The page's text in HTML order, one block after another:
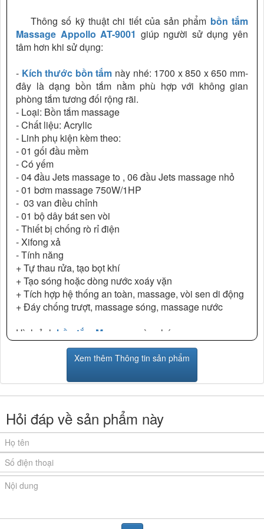
Thông số kỹ thuật chi tiết của sản phẩm bồn tắm
Massage Appollo AT-9001 giúp người sử dụng yên
tâm hơn khi sử dụng:
- Kích thước bồn tắm này nhé: 1700 x 850 x 650 mm-
đây là dạng bồn tắm nằm phù hợp với không gian
phòng tắm tương đối rộng rãi.
- Loại: Bồn tắm massage
- Chất liệu: Acrylic
- Linh phụ kiện kèm theo:
- 01 gối đầu mềm
- Có yếm
- 04 đầu Jets massage to , 06 đầu Jets massage nhỏ
- 01 bơm massage 750W/1HP
- 03 van điều chỉnh
- 01 bộ dây bát sen vòi
- Thiết bị chống rò rỉ điện
- Xifong xả
- Tính năng
+ Tự thau rửa, tạo bọt khí
+ Tạo sóng hoặc dòng nước xoáy vặn
+ Tích hợp hệ thống an toàn, massage, vòi sen di động
+ Đáy chống trượt, massage sóng, massage nước
Hình ảnh bồn tắm Massage này nhé:
Xem thêm Thông tin sản phẩm
Hỏi đáp về sản phẩm này